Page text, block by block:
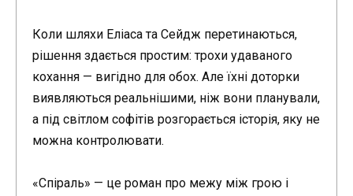
Коли шляхи Еліаса та Сейдж перетинаються,
рішення здається простим: трохи удаваного
кохання — вигідно для обох. Але їхні доторки
виявляються реальнішими, ніж вони планували,
а під світлом софітів розгорається історія, яку не
можна контролювати.
«Спіраль» — це роман про межу між грою і